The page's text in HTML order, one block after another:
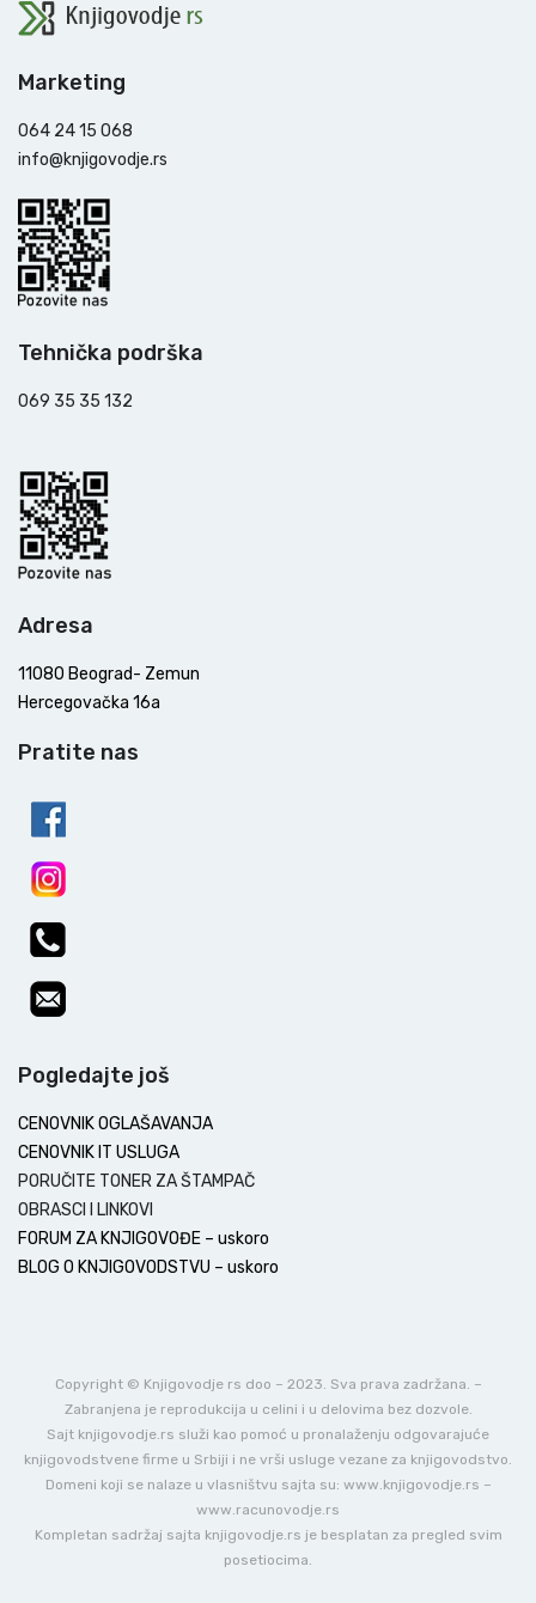
Marketing
064 24 15 068
info@knjigovodje.rs
Tehnička podrška
069 35 35 132
Adresa
11080 Beograd- Zemun
Hercegovačka 16a
Pratite nas
Pogledajte još
CENOVNIK OGLAŠAVANJA
CENOVNIK IT USLUGA
PORUČITE TONER ZA ŠTAMPAČ
OBRASCI I LINKOVI
FORUM ZA KNJIGOVOĐE – uskoro
BLOG O KNJIGOVODSTVU – uskoro
Copyright © Knjigovodje rs doo – 2023. Sva prava zadržana. –
Zabranjena je reprodukcija u celini i u delovima bez dozvole.
Sajt knjigovodje.rs služi kao pomoć u pronalaženju odgovarajuće
knjigovodstvene firme u Srbiji i ne vrši usluge vezane za knjigovodstvo.
Domeni koji se nalaze u vlasništvu sajta su: www.knjigovodje.rs –
www.racunovodje.rs
Kompletan sadržaj sajta knjigovodje.rs je besplatan za pregled svim
posetiocima.